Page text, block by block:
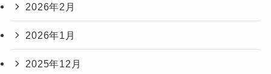
2026年2月
2026年1月
2025年12月